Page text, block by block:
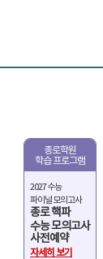
종로학원
학습 프로그램
2027 수능
파이널 모의고사
종로 핵파
수능 모의고사
사전예약
자세히 보기